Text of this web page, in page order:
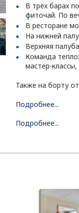
В трёх барах
фиточай. По
В ресторане
На нижней
Верхняя
Команда
мастер-
Также на борту
Подробнее...
Подробнее...